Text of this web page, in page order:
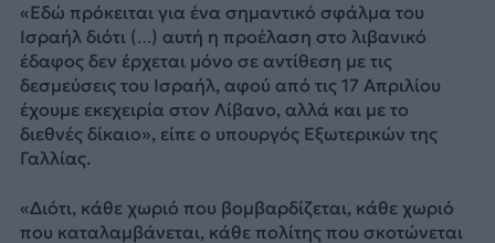
«Εδώ πρόκειται για ένα σημαντικό σφάλμα του
Ισραήλ διότι (…) αυτή η προέλαση στο λιβανικό
έδαφος δεν έρχεται μόνο σε αντίθεση με τις
δεσμεύσεις του Ισραήλ, αφού από τις 17 Απριλίου
έχουμε εκεχειρία στον Λίβανο, αλλά και με το
διεθνές δίκαιο», είπε ο υπουργός Εξωτερικών της
Γαλλίας.
«Διότι, κάθε χωριό που βομβαρδίζεται, κάθε χωριό
που καταλαμβάνεται, κάθε πολίτης που σκοτώνεται